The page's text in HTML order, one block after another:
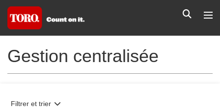
Gestion centralisée
Filtrer et trier